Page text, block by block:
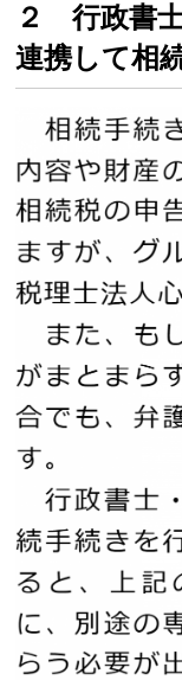
２ 行政書
連携して相